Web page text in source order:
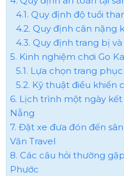
4.1. Quy định độ tuổi
4.2. Quy định cân nặng
4.3. Quy định trang bị
5. Kinh nghiệm chơi Go
5.1. Lựa chọn trang
5.2. Kỹ thuật điều khiển
6. Lịch trình một ngày
Nẵng
7. Đặt xe đưa đón đến
Văn Travel
8. Các câu hỏi thường
Phước